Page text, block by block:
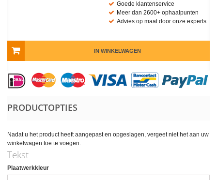
Goede klantenservice
Meer dan 2600+ ophaalpunten
Advies op maat door onze experts
IN WINKELWAGEN
PRODUCTOPTIES
Nadat u het product heeft aangepast en opgeslagen, vergeet niet het aan uw
winkelwagen toe te voegen.
Tekst
Plaatwerkkleur